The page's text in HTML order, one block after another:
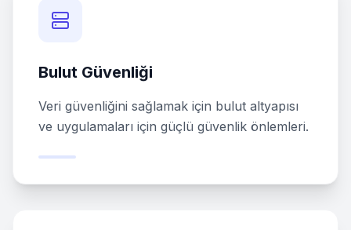
Bulut Güvenliği
Veri güvenliğini sağlamak için bulut altyapısı
ve uygulamaları için güçlü güvenlik önlemleri.